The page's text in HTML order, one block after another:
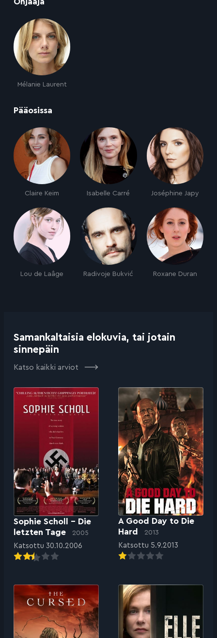
Mélanie Laurent
Pääosissa
Claire Keim Isabelle Carré Joséphine Japy
Lou de Laâge Radivoje Bukvić Roxane Duran
Samankaltaisia elokuvia, tai jotain
sinnepäin
Katso kaikki arviot
Sophie Scholl – Die
letzten Tage
2005
Katsottu 30.10.2006
A Good Day to Die
Hard
2013
Katsottu 5.9.2013